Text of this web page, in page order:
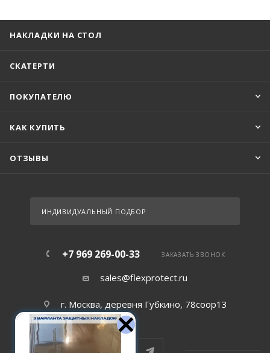
НАКЛАДКИ НА СТОЛ
СКАТЕРТИ
ПОКУПАТЕЛЮ
КАК КУПИТЬ
ОТЗЫВЫ
ИНДИВИДУАЛЬНЫЙ ПОДБОР
+7 969 269-00-33 ЗАКАЗАТЬ ЗВОНОК
sales@flexprotect.ru
г. Москва, деревня Губкино, 78соор13